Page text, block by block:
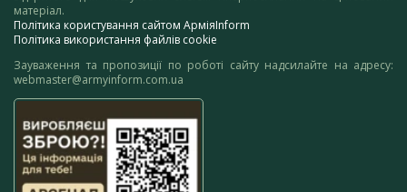
матеріал.
Політика користування сайтом АрміяInform
Політика використання файлів cookie
Зауваження та пропозиції по роботі сайту надсилайте на адресу:
webmaster@armyinform.com.ua